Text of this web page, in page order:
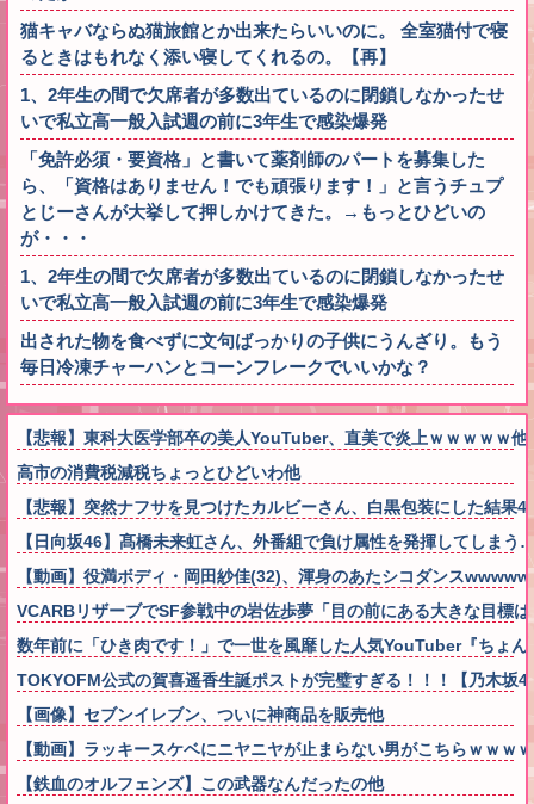
猫キャバならぬ猫旅館とか出来たらいいのに。 全室猫付で寝
るときはもれなく添い寝してくれるの。【再】
1、2年生の間で欠席者が多数出ているのに閉鎖しなかったせ
いで私立高一般入試週の前に3年生で感染爆発
「免許必須・要資格」と書いて薬剤師のパートを募集した
ら、「資格はありません！でも頑張ります！」と言うチュプ
とじーさんが大挙して押しかけてきた。→もっとひどいの
が・・・
1、2年生の間で欠席者が多数出ているのに閉鎖しなかったせ
いで私立高一般入試週の前に3年生で感染爆発
出された物を食べずに文句ばっかりの子供にうんざり。もう
毎日冷凍チャーハンとコーンフレークでいいかな？
【悲報】東科大医学部卒の美人YouTuber、直美で炎上ｗｗｗｗｗ他
高市の消費税減税ちょっとひどいわ他
【悲報】突然ナフサを見つけたカルビーさん、白黒包装にした結果
【日向坂46】髙橋未来虹さん、外番組で負け属性を発揮してしまう
【動画】役満ボディ・岡田紗佳(32)、渾身のあたシコダンス
VCARBリザーブでSF参戦中の岩佐歩夢「目の前にある大きな目標
数年前に「ひき肉です！」で一世を風靡した人気YouTuber『ちょ
TOKYOFM公式の賀喜遥香生誕ポストが完璧すぎる！！！【乃木坂
【画像】セブンイレブン、ついに神商品を販売他
【動画】ラッキースケベにニヤニヤが止まらない男がこちらｗｗｗ
【鉄血のオルフェンズ】この武器なんだったの他